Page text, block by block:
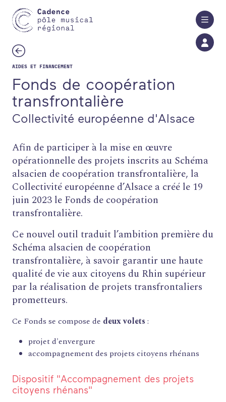
AIDES ET FINANCEMENT
Fonds de coopération
transfrontalière
Collectivité européenne d'Alsace
Afin de participer à la mise en œuvre
opérationnelle des projets inscrits au Schéma
alsacien de coopération transfrontalière, la
Collectivité européenne d’Alsace a créé le 19
juin 2023 le Fonds de coopération
transfrontalière.
Ce nouvel outil traduit l’ambition première du
Schéma alsacien de coopération
transfrontalière, à savoir garantir une haute
qualité de vie aux citoyens du Rhin supérieur
par la réalisation de projets transfrontaliers
prometteurs.
Ce Fonds se compose de deux volets :
projet d'envergure
accompagnement des projets citoyens rhénans
Dispositif "Accompagnement des projets
citoyens rhénans"